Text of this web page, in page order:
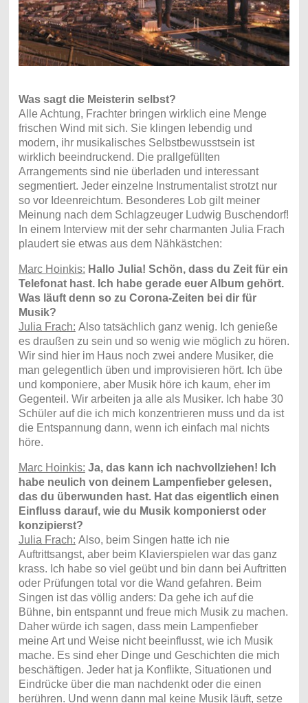
Was sagt die Meisterin selbst?
Alle Achtung, Frachter bringen wirklich eine Menge
frischen Wind mit sich. Sie klingen lebendig und
modern, ihr musikalisches Selbstbewusstsein ist
wirklich beeindruckend. Die prallgefüllten
Arrangements sind nie überladen und interessant
segmentiert. Jeder einzelne Instrumentalist strotzt nur
so vor Ideenreichtum. Besonderes Lob gilt meiner
Meinung nach dem Schlagzeuger Ludwig Buschendorf!
In einem Interview mit der sehr charmanten Julia Frach
plaudert sie etwas aus dem Nähkästchen:
Marc Hoinkis: Hallo Julia! Schön, dass du Zeit für ein
Telefonat hast. Ich habe gerade euer Album gehört.
Was läuft denn so zu Corona-Zeiten bei dir für
Musik?
Julia Frach: Also tatsächlich ganz wenig. Ich genieße
es draußen zu sein und so wenig wie möglich zu hören.
Wir sind hier im Haus noch zwei andere Musiker, die
man gelegentlich üben und improvisieren hört. Ich übe
und komponiere, aber Musik höre ich kaum, eher im
Gegenteil. Wir arbeiten ja alle als Musiker. Ich habe 30
Schüler auf die ich mich konzentrieren muss und da ist
die Entspannung dann, wenn ich einfach mal nichts
höre.
Marc Hoinkis: Ja, das kann ich nachvollziehen! Ich
habe neulich von deinem Lampenfieber gelesen,
das du überwunden hast. Hat das eigentlich einen
Einfluss darauf, wie du Musik komponierst oder
konzipierst?
Julia Frach: Also, beim Singen hatte ich nie
Auftrittsangst, aber beim Klavierspielen war das ganz
krass. Ich habe so viel geübt und bin dann bei Auftritten
oder Prüfungen total vor die Wand gefahren. Beim
Singen ist das völlig anders: Da gehe ich auf die
Bühne, bin entspannt und freue mich Musik zu machen.
Daher würde ich sagen, dass mein Lampenfieber
meine Art und Weise nicht beeinflusst, wie ich Musik
mache. Es sind eher Dinge und Geschichten die mich
beschäftigen. Jeder hat ja Konflikte, Situationen und
Eindrücke über die man nachdenkt oder die einen
berühren. Und wenn dann mal keine Musik läuft, setze